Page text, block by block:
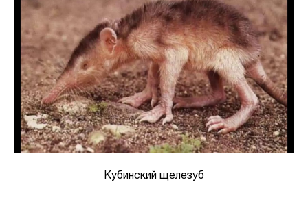
Кубинский щелезуб